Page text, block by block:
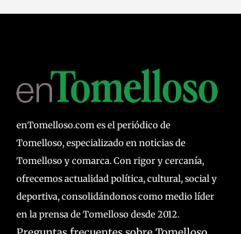
enTomelloso.com es el periódico de
Tomelloso, especializado en noticias de
Tomelloso y comarca. Con rigor y cercanía,
ofrecemos actualidad política, cultural, social y
deportiva, consolidándonos como medio líder
en la prensa de Tomelloso desde 2012.